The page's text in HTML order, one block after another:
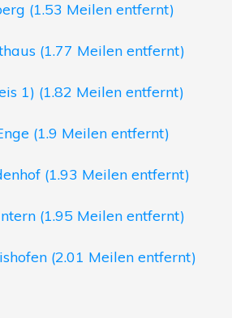
(1.53 Meilen entfernt)
(1.77 Meilen entfernt)
1) (1.82 Meilen entfernt)
(1.9 Meilen entfernt)
(1.93 Meilen entfernt)
(1.95 Meilen entfernt)
(2.01 Meilen entfernt)